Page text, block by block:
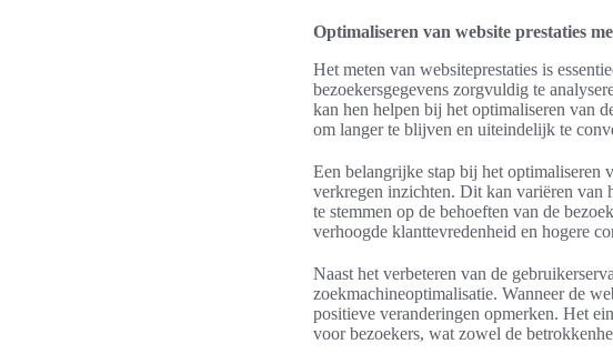
Optimaliseren van website prestaties
Het meten van websiteprestaties is
bezoekersgegevens zorgvuldig te
kan hen helpen bij het optimaliseren van
om langer te blijven en uiteindelijk te
Een belangrijke stap bij het optimaliseren
verkregen inzichten. Dit kan variëren van
te stemmen op de behoeften van de
verhoogde klanttevredenheid en hogere
Naast het verbeteren van de
zoekmachineoptimalisatie. Wanneer de
positieve veranderingen opmerken. Het
voor bezoekers, wat zowel de